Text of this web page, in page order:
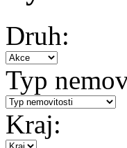
Druh:
Typ
Kraj: